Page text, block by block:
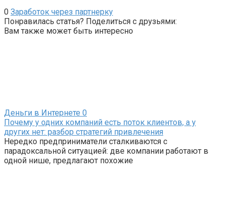
0 Заработок через партнерку
Понравилась статья? Поделиться с друзьями:
Вам также может быть интересно
Деньги в Интернете 0
Почему у одних компаний есть поток клиентов, а у
других нет: разбор стратегий привлечения
Нередко предприниматели сталкиваются с
парадоксальной ситуацией: две компании работают в
одной нише, предлагают похожие